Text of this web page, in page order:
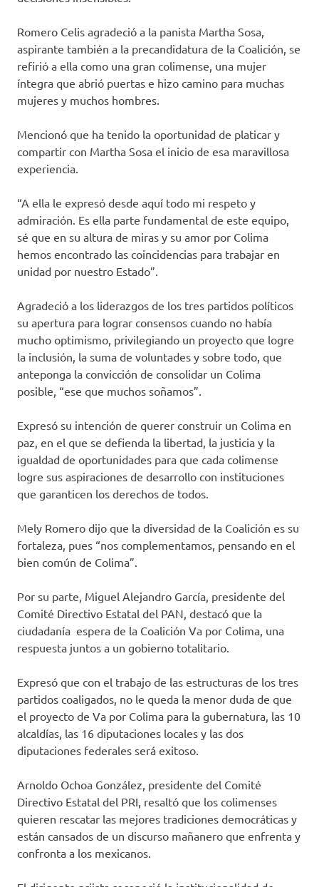
Romero Celis agradeció a la panista Martha Sosa,
aspirante también a la precandidatura de la Coalición, se
refirió a ella como una gran colimense, una mujer
íntegra que abrió puertas e hizo camino para muchas
mujeres y muchos hombres.
Mencionó que ha tenido la oportunidad de platicar y
compartir con Martha Sosa el inicio de esa maravillosa
experiencia.
“A ella le expresó desde aquí todo mi respeto y
admiración. Es ella parte fundamental de este equipo,
sé que en su altura de miras y su amor por Colima
hemos encontrado las coincidencias para trabajar en
unidad por nuestro Estado”.
Agradeció a los liderazgos de los tres partidos políticos
su apertura para lograr consensos cuando no había
mucho optimismo, privilegiando un proyecto que logre
la inclusión, la suma de voluntades y sobre todo, que
anteponga la convicción de consolidar un Colima
posible, “ese que muchos soñamos”.
Expresó su intención de querer construir un Colima en
paz, en el que se defienda la libertad, la justicia y la
igualdad de oportunidades para que cada colimense
logre sus aspiraciones de desarrollo con instituciones
que garanticen los derechos de todos.
Mely Romero dijo que la diversidad de la Coalición es su
fortaleza, pues “nos complementamos, pensando en el
bien común de Colima”.
Por su parte, Miguel Alejandro García, presidente del
Comité Directivo Estatal del PAN, destacó que la
ciudadanía espera de la Coalición Va por Colima, una
respuesta juntos a un gobierno totalitario.
Expresó que con el trabajo de las estructuras de los tres
partidos coaligados, no le queda la menor duda de que
el proyecto de Va por Colima para la gubernatura, las 10
alcaldías, las 16 diputaciones locales y las dos
diputaciones federales será exitoso.
Arnoldo Ochoa González, presidente del Comité
Directivo Estatal del PRI, resaltó que los colimenses
quieren rescatar las mejores tradiciones democráticas y
están cansados de un discurso mañanero que enfrenta y
confronta a los mexicanos.